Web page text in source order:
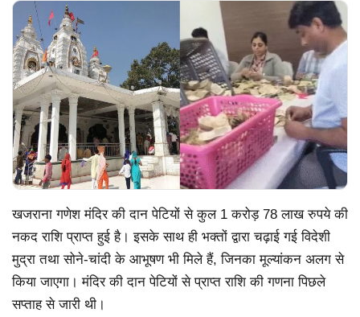
खजराना गणेश मंदिर की दान पेटियों से कुल 1 करोड़ 78 लाख रुपये की
नकद राशि प्राप्त हुई है। इसके साथ ही भक्तों द्वारा चढ़ाई गई विदेशी
मुद्रा तथा सोने-चांदी के आभूषण भी मिले हैं, जिनका मूल्यांकन अलग से
किया जाएगा। मंदिर की दान पेटियों से प्राप्त राशि की गणना पिछले
सप्ताह से जारी थी।